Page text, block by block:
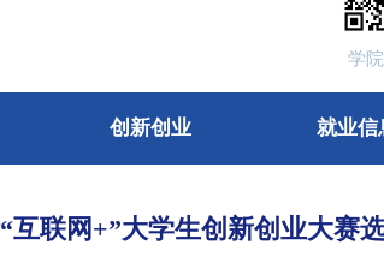
学
创新创业 就业信
联网+”大学生创新创业大赛